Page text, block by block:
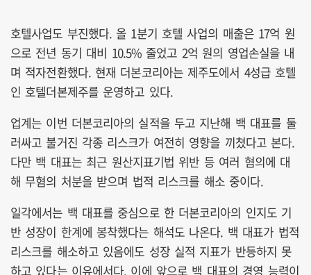
호텔사업도 부진했다. 올 1분기 호텔 사업의 매출은 17억 원
으로 전년 동기 대비 10.5% 줄었고 2억 원의 영업손실을 내
며 적자전환했다. 현재 더본코리아는 제주도에서 4성급 호텔
인 호텔더본제주를 운영하고 있다.
업계는 이번 더본코리아의 실적을 두고 지난해 백 대표를 둘
러싸고 불거진 각종 리스크가 여전히 영향을 끼쳤다고 본다.
다만 백 대표는 최근 원산지표기법 위반 등 여러 혐의에 대
해 무혐의 처분을 받으며 법적 리스크를 해소 중이다.
일각에서는 백 대표를 중심으로 한 더본코리아의 인지도 기
반 성장이 한계에 봉착했다는 해석도 나온다. 백 대표가 법적
리스크를 해소하고 있음에도 성장 실적 지표가 반등하지 못
하고 있다는 이유에서다. 이에 앞으로 백 대표의 경영 능력이